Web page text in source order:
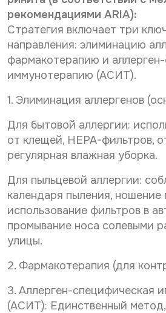
рекомендациями ARIA):
Стратегия включает три
направления: элиминацию
фармакотерапию и
иммунотерапию (АСИТ).
1. Элиминация аллергенов
Для бытовой аллергии:
от клещей, HEPA-фильтров,
регулярная влажная уборка.
Для пыльцевой аллергии:
календаря пыления, ношение
использование фильтров в
промывание носа солевыми
улицы.
2. Фармакотерапия (для
3. Аллерген-специфическая
(АСИТ): Единственный